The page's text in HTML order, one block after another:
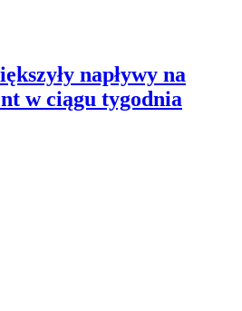
napływy na
w ciągu tygodnia